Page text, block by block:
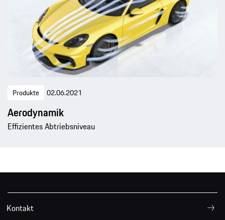
Produkte 02.06.2021
Aerodynamik
Effizientes Abtriebsniveau
Kontakt